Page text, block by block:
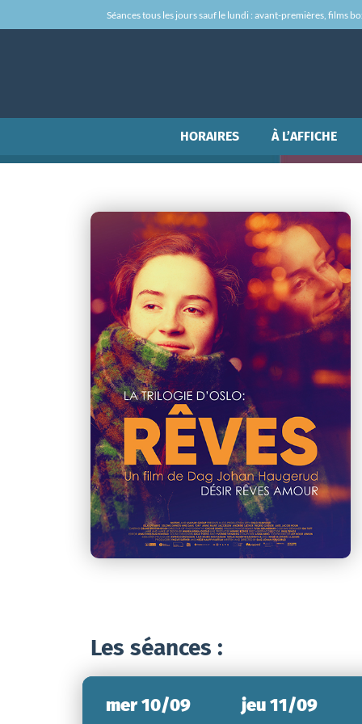
Séances tous les jours sauf le lundi : avant-premières, films
HORAIRES À L’AFFICHE
Les séances :
mer 10/09 jeu 11/09